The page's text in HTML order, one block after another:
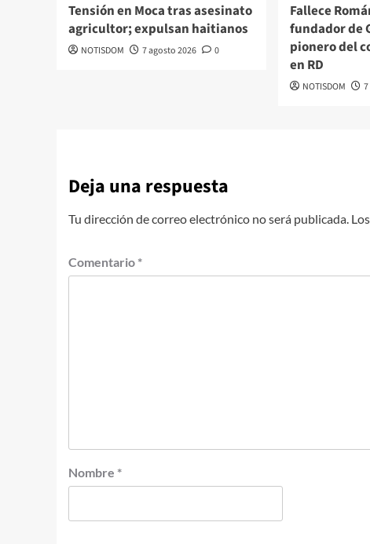
Tensión en Moca tras asesinato
agricultor; expulsan haitianos
NOTISDOM 7 agosto 2026 0
Fallece
fundador de
pionero del
en RD
NOTISDOM
Deja una respuesta
Tu dirección de correo electrónico no será publicada.
Comentario *
Nombre *